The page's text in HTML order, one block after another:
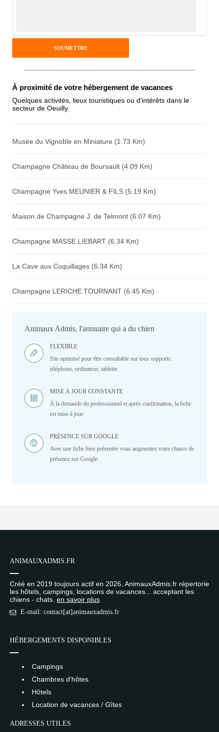
Antispam - Combien font 7x4 (en
chiffres) :
À proximité de votre hébergement de vacances
Quelques activités, lieux touristiques ou d'intérêts dans le
secteur de Oeuilly.
Musée du Vignoble en Miniature (1.73 Km)
Champagne Château de Boursault (4.09 Km)
Champagne Yves MEUNIER & FILS (5.19 Km)
Maison de Champagne J. de Telmont (6.07 Km)
Champagne MASSE LIEBART (6.34 Km)
La Cave aux Coquillages (6.34 Km)
Champagne LERICHE TOURNANT (6.45 Km)
Animaux Admis, l'annuaire qui a du chien
FLEXIBLE
Site optimisé pour être consultable sur tous supports :
téléphone, ordinateur, tablette.
MISE À JOUR CONSTANTE
À la demande du professionnel et après confirmation, la fiche
est mise à jour.
PRÉSENCE SUR GOOGLE
Avec une fiche bien présentée vous augmentez votre chance de
présence sur Google.
ANIMAUXADMIS.FR
Créé en 2019 toujours actif en 2026, AnimauxAdmis.fr répertorie
les hôtels, campings, locations de vacances... acceptant les
chiens - chats. en savoir plus
E-mail: contact[at]animauxadmis.fr
HÉBERGEMENTS DISPONIBLES
Campings
Chambres d'hôtes
Hôtels
Location de vacances / Gîtes
ADRESSES UTILES